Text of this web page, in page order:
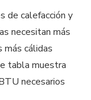
de calefacción y
necesitan más
más cálidas
tabla muestra
necesarios